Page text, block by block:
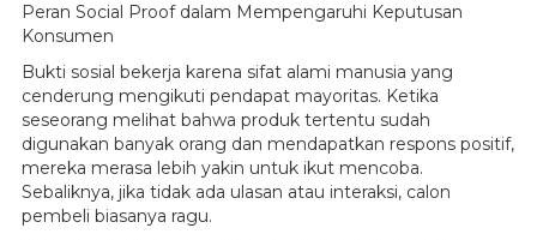
Peran Social Proof dalam Mempengaruhi Keputusan
Konsumen
Bukti sosial bekerja karena sifat alami manusia yang
cenderung mengikuti pendapat mayoritas. Ketika
seseorang melihat bahwa produk tertentu sudah
digunakan banyak orang dan mendapatkan respons positif,
mereka merasa lebih yakin untuk ikut mencoba.
Sebaliknya, jika tidak ada ulasan atau interaksi, calon
pembeli biasanya ragu.